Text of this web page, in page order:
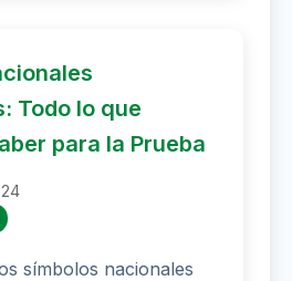
Todo lo que
para la Prueba
símbolos nacionales